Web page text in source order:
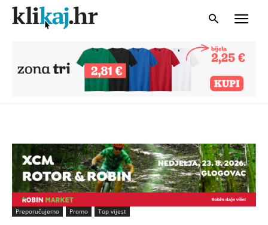
Preporučujemo Promo Top vijest